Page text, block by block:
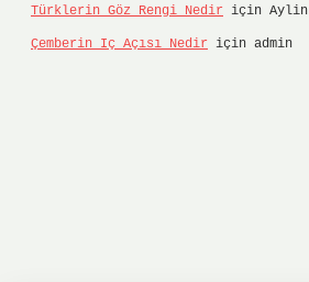
Türklerin Göz Rengi Nedir için Aylin
Çemberin Iç Açısı Nedir için admin